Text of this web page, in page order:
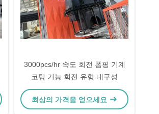
3000pcs/hr 속도 회전 폼핑 기계
코팅 기능 회전 유형 내구성
최상의 가격을 얻으세요